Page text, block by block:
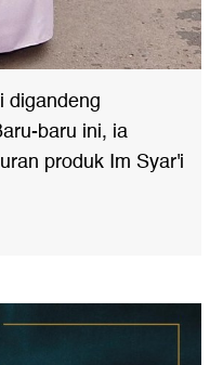
digandeng
baru ini, ia
produk Im Syar'i